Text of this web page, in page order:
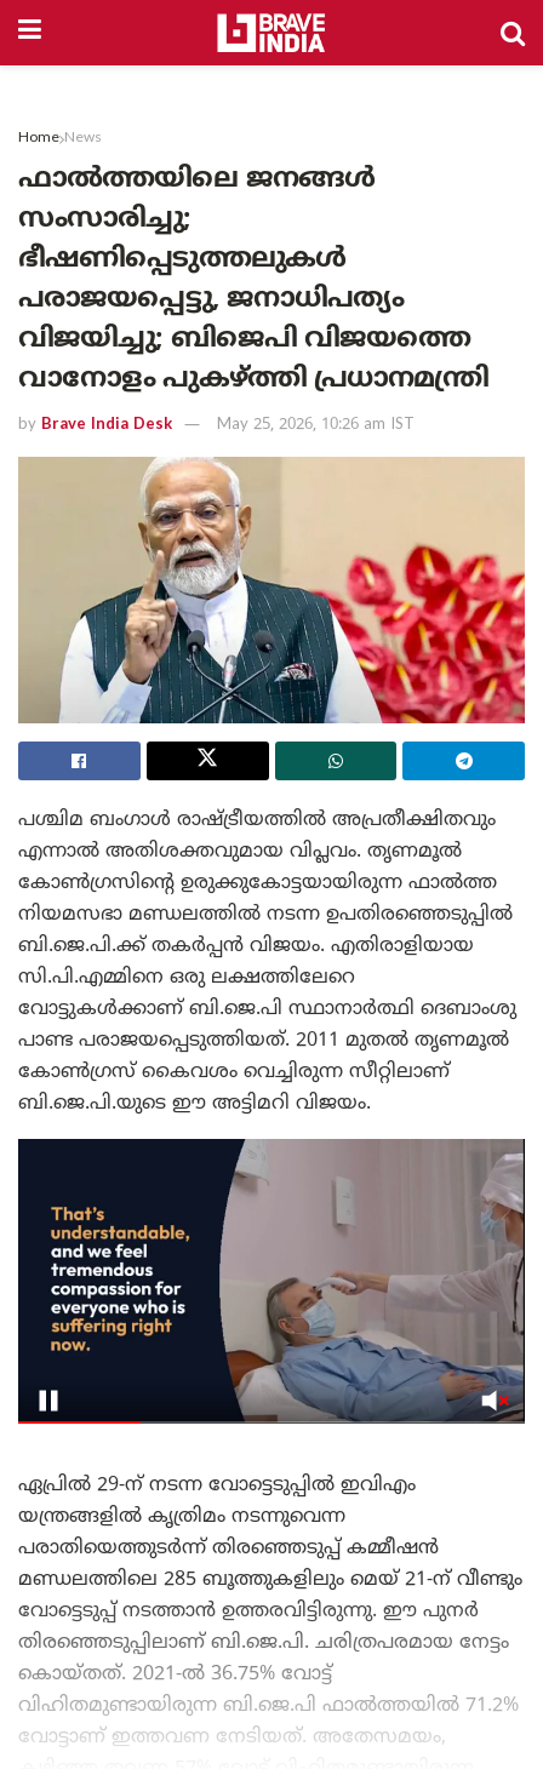
Home News
ഫാൽത്തയിലെ ജനങ്ങൾ
സംസാരിച്ചു;
ഭീഷണിപ്പെടുത്തലുകൾ
പരാജയപ്പെട്ടു, ജനാധിപത്യം
വിജയിച്ചു; ബിജെപി വിജയത്തെ
വാനോളം പുകഴ്ത്തി പ്രധാനമന്ത്രി
by Brave India Desk May 25, 2026, 10:26 am IST
പശ്ചിമ ബംഗാൾ രാഷ്ട്രീയത്തിൽ അപ്രതീക്ഷിതവും
എന്നാൽ അതിശക്തവുമായ വിപ്ലവം. തൃണമൂൽ
കോൺഗ്രസിന്റെ ഉരുക്കുകോട്ടയായിരുന്ന ഫാൽത്ത
നിയമസഭാ മണ്ഡലത്തിൽ നടന്ന ഉപതിരഞ്ഞെടുപ്പിൽ
ബി.ജെ.പി.ക്ക് തകർപ്പൻ വിജയം. എതിരാളിയായ
സി.പി.എമ്മിനെ ഒരു ലക്ഷത്തിലേറെ
വോട്ടുകൾക്കാണ് ബി.ജെ.പി സ്ഥാനാർത്ഥി ദെബാംശു
പാണ്ട പരാജയപ്പെടുത്തിയത്. 2011 മുതൽ തൃണമൂൽ
കോൺഗ്രസ് കൈവശം വെച്ചിരുന്ന സീറ്റിലാണ്
ബി.ജെ.പി.യുടെ ഈ അട്ടിമറി വിജയം.
ഏപ്രിൽ 29-ന് നടന്ന വോട്ടെടുപ്പിൽ ഇവിഎം
യന്ത്രങ്ങളിൽ കൃത്രിമം നടന്നുവെന്ന
പരാതിയെത്തുടർന്ന് തിരഞ്ഞെടുപ്പ് കമ്മീഷൻ
മണ്ഡലത്തിലെ 285 ബൂത്തുകളിലും മെയ് 21-ന് വീണ്ടും
വോട്ടെടുപ്പ് നടത്താൻ ഉത്തരവിട്ടിരുന്നു. ഈ പുനർ
തിരഞ്ഞെടുപ്പിലാണ് ബി.ജെ.പി. ചരിത്രപരമായ നേട്ടം
കൊയ്തത്. 2021-ൽ 36.75% വോട്ട്
വിഹിതമുണ്ടായിരുന്ന ബി.ജെ.പി ഫാൽത്തയിൽ 71.2%
വോട്ടാണ് ഇത്തവണ നേടിയത്. അതേസമയം,